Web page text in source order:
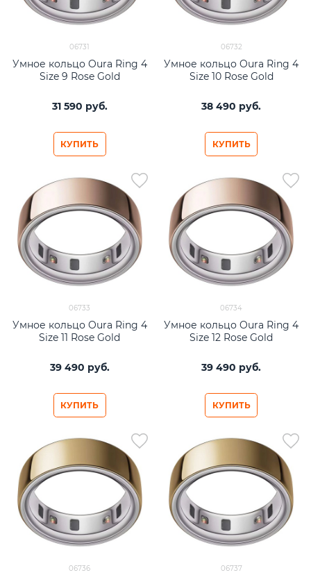
06731
Умное кольцо Oura Ring 4
Size 9 Rose Gold
31 590 руб.
КУПИТЬ
06732
Умное кольцо Oura Ring 4
Size 10 Rose Gold
38 490 руб.
КУПИТЬ
06733
Умное кольцо Oura Ring 4
Size 11 Rose Gold
39 490 руб.
КУПИТЬ
06734
Умное кольцо Oura Ring 4
Size 12 Rose Gold
39 490 руб.
КУПИТЬ
06736 06737